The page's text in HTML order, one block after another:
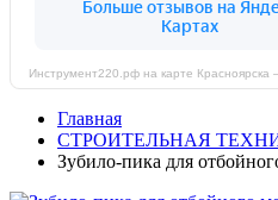
Главная
СТРОИТЕЛЬНАЯ
Зубило-пика для